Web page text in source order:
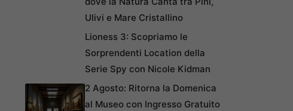
Ulivi e Mare Cristallino
Lioness 3: Scopriamo le
Sorprendenti Location della
Serie Spy con Nicole Kidman
2 Agosto: Ritorna la Domenica
al Museo con Ingresso Gratuito